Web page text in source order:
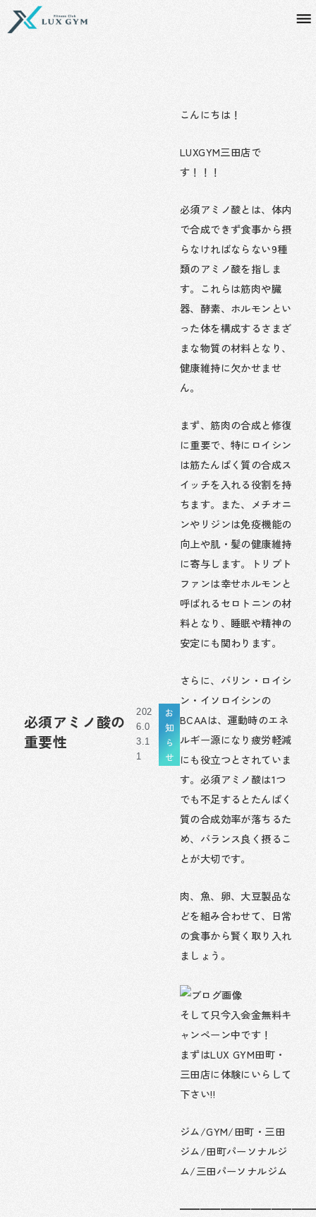
必須アミノ酸の
重要性
202
6.0
3.1
1
お
知
ら
せ
こんにちは！
LUXGYM三田店で
す！！！
必須アミノ酸とは、体内
で合成できず食事から摂
らなければならない9種
類のアミノ酸を指しま
す。これらは筋肉や臓
器、酵素、ホルモンとい
った体を構成するさまざ
まな物質の材料となり、
健康維持に欠かせませ
ん。
まず、筋肉の合成と修復
に重要で、特にロイシン
は筋たんぱく質の合成ス
イッチを入れる役割を持
ちます。また、メチオニ
ンやリジンは免疫機能の
向上や肌・髪の健康維持
に寄与します。トリプト
ファンは幸せホルモンと
呼ばれるセロトニンの材
料となり、睡眠や精神の
安定にも関わります。
さらに、バリン・ロイシ
ン・イソロイシンの
BCAAは、運動時のエネ
ルギー源になり疲労軽減
にも役立つとされていま
す。必須アミノ酸は1つ
でも不足するとたんぱく
質の合成効率が落ちるた
め、バランス良く摂るこ
とが大切です。
肉、魚、卵、大豆製品な
どを組み合わせて、日常
の食事から賢く取り入れ
ましょう。
そして只今入会金無料キ
ャンペーン中です！
まずはLUX GYM田町・
三田店に体験にいらして
下さい!!
ジム/GYM/田町・三田
ジム/田町パーソナルジ
ム/三田パーソナルジム